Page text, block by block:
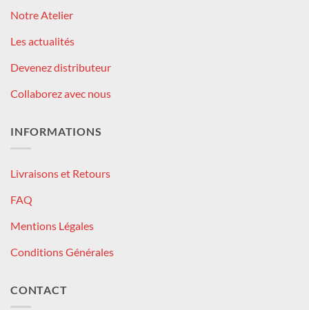
Notre Atelier
Les actualités
Devenez distributeur
Collaborez avec nous
INFORMATIONS
Livraisons et Retours
FAQ
Mentions Légales
Conditions Générales
CONTACT